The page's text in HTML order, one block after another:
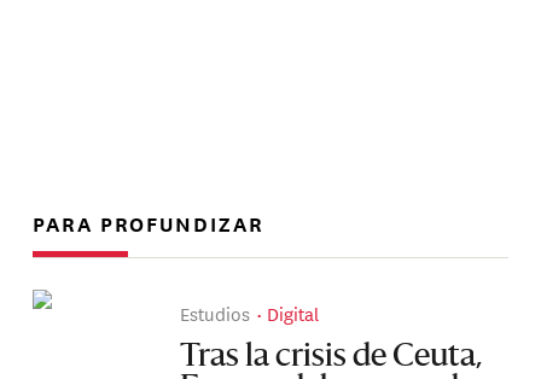
PARA PROFUNDIZAR
Estudios Digital
Tras la crisis de Ceuta,